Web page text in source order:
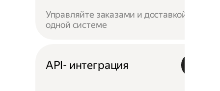
Управляйте заказами и доставкой в
одной системе
API- интеграция